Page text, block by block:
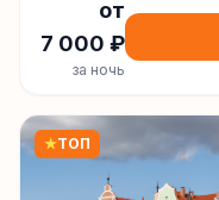
от
7 000 ₽
за ночь
★ТОП